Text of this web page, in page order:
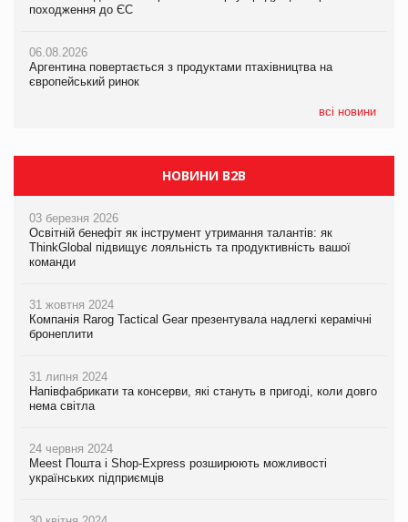
походження до ЄС
06.08.2026
Аргентина повертається з продуктами птахівництва на
європейський ринок
всі новини
Смачне поповнення дитячого меню: у VARUS з’явилися
новинки від ТМ ТОКЕРИ
походження до ЄС
06.08.2026
Аргентина повертається з продуктами птахівництва на
європейський ринок
НОВИНИ B2B
03 березня 2026
Освітній бенефіт як інструмент утримання талантів: як
ThinkGlobal підвищує лояльність та продуктивність вашої
команди
31 жовтня 2024
Компанія Rarog Tactical Gear презентувала надлегкі керамічні
бронеплити
31 липня 2024
Напівфабрикати та консерви, які стануть в пригоді, коли довго
нема світла
24 червня 2024
Meest Пошта і Shop-Express розширюють можливості
українських підприємців